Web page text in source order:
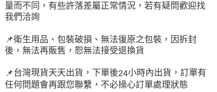
量而不同，有些許落差屬正常情況，若有疑問歡迎找
我們洽詢
📌衛生用品、包裝破損、無法復原之包裝，因拆封
後，無法再販售，恕無法接受退換貨
📌 台灣現貨天天出貨，下單後24小時內出貨，訂單有
任何問題會再跟您聯繫，不必操心訂單處理狀態